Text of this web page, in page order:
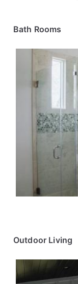
Bath Rooms
Outdoor Living